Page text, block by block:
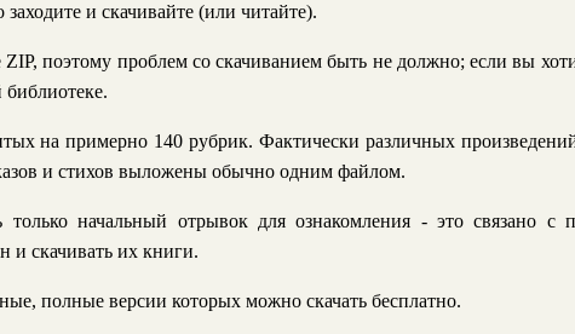
и скачивайте (или читайте).
поэтому проблем со скачиванием быть не должно; если вы
библиотеке.
на примерно 140 рубрик. Фактически различных
и стихов выложены обычно одним файлом.
начальный отрывок для ознакомления - это связано с
и скачивать их книги.
полные версии которых можно скачать бесплатно.